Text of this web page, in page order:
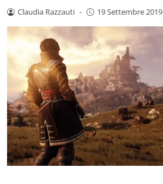
Claudia Razzauti - 19 Settembre 2019